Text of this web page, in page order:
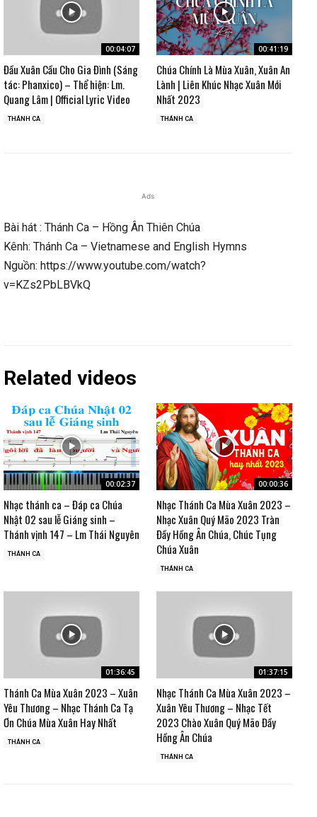
00:04:07
Đầu Xuân Cầu Cho Gia Đình (Sáng
tác: Phanxico) – Thể hiện: Lm.
Quang Lâm | Official Lyric Video
THÁNH CA
00:41:19
Chúa Chính Là Mùa Xuân, Xuân An
Lành | Liên Khúc Nhạc Xuân Mới
Nhất 2023
THÁNH CA
Ads
Bài hát : Thánh Ca – Hồng Ân Thiên Chúa
Kênh: Thánh Ca – Vietnamese and English Hymns
Nguồn: https://www.youtube.com/watch?
v=KZs2PbLBVkQ
Related videos
00:02:37
Nhạc thánh ca – Đáp ca Chúa
Nhật 02 sau lễ Giáng sinh –
Thánh vịnh 147 – Lm Thái Nguyên
THÁNH CA
00:00:36
Nhạc Thánh Ca Mùa Xuân 2023 –
Nhạc Xuân Quý Mão 2023 Tràn
Đầy Hồng Ân Chúa, Chúc Tụng
Chúa Xuân
THÁNH CA
01:36:45
Thánh Ca Mùa Xuân 2023 – Xuân
Yêu Thương – Nhạc Thánh Ca Tạ
Ơn Chúa Mùa Xuân Hay Nhất
THÁNH CA
01:37:15
Nhạc Thánh Ca Mùa Xuân 2023 –
Xuân Yêu Thương – Nhạc Tết
2023 Chào Xuân Quý Mão Đầy
Hồng Ân Chúa
THÁNH CA